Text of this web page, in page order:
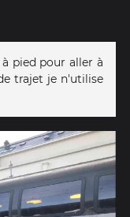
pied pour aller à
trajet je n'utilise